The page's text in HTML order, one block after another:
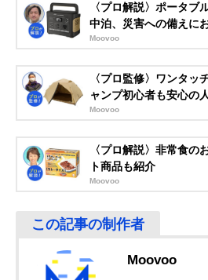
〈プロ解説〉ポータブ
中泊、災害への備えに
Moovoo
〈プロ監修〉ワンタッ
ャンプ初心者も安心の
Moovoo
〈プロ解説〉非常食の
ト商品も紹介
Moovoo
Moovoo